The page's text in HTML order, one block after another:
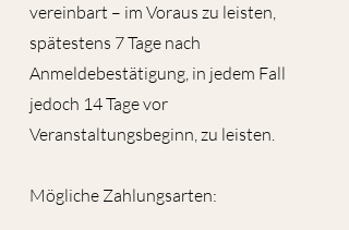
vereinbart – im Voraus zu leisten,
spätestens 7 Tage nach
Anmeldebestätigung, in jedem Fall
jedoch 14 Tage vor
Veranstaltungsbeginn, zu leisten.
Mögliche Zahlungsarten: